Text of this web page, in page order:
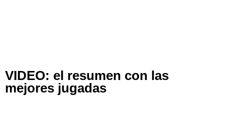
VIDEO: el resumen con las
mejores jugadas